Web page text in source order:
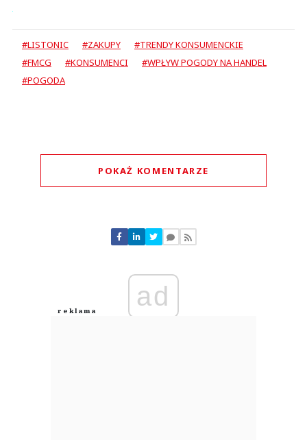
#LISTONIC #ZAKUPY
#TRENDY KONSUMENCKIE
#FMCG
#KONSUMENCI
#WPŁYW POGODY NA HANDEL
#POGODA
POKAŻ KOMENTARZE
Nie znaleziono komentarzy
Zostaw swoje komentarze
Anuluj
ad